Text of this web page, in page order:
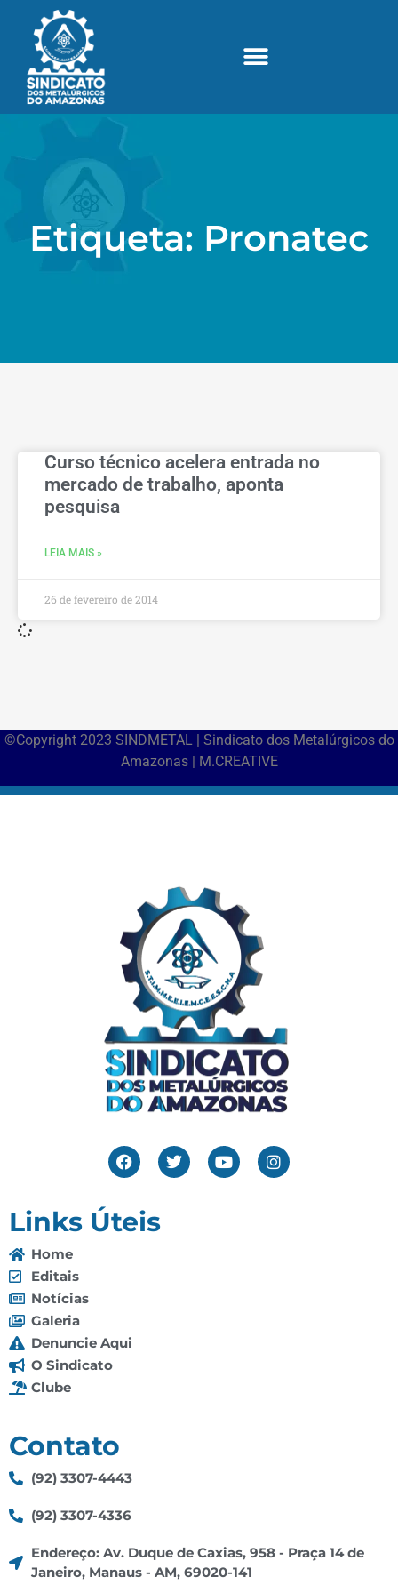
Etiqueta: Pronatec
Curso técnico acelera entrada no
mercado de trabalho, aponta
pesquisa
LEIA MAIS »
26 de fevereiro de 2014
©Copyright 2023 SINDMETAL | Sindicato dos Metalúrgicos do
Amazonas | M.CREATIVE
Links Úteis
Home
Editais
Notícias
Galeria
Denuncie Aqui
O Sindicato
Clube
Contato
(92) 3307-4443
(92) 3307-4336
Endereço: Av. Duque de Caxias, 958 - Praça 14 de
Janeiro, Manaus - AM, 69020-141